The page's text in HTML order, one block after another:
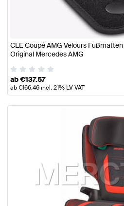
CLE Coupé AMG Velours
Original Mercedes AMG
ab€137.57
ab€166.46incl. 21% LV VAT